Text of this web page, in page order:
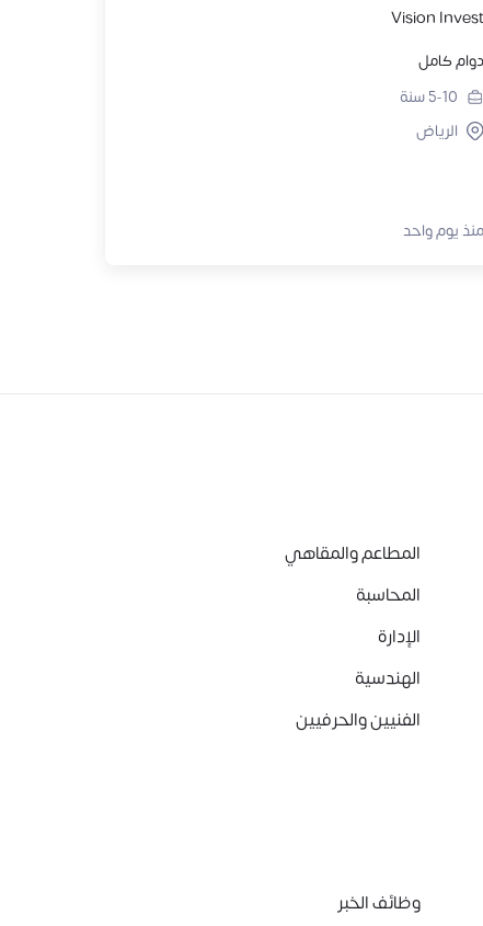
Vision Invest
دوام كامل
5-10سنة
الرياض
منذ يوم واحد
المطاعم والمقاهي
المحاسبة
الإدارة
الهندسية
الفنيين والحرفيين
وظائف الخبر